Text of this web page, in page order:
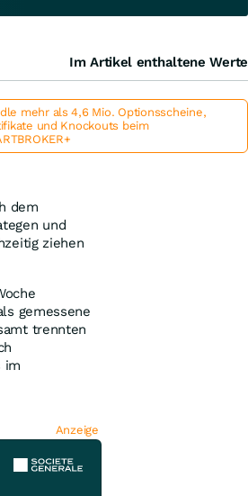
dem
und
ziehen
gemessene
trennten
im
Anzeige
Im Artikel enthaltene Werte
mehr als 4,6 Mio. Optionsscheine,
und Knockouts beim